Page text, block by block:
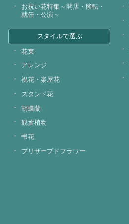
お祝い花特集～開店・移転・
就任・公演～
スタイルで選ぶ
花束
アレンジ
祝花・楽屋花
スタンド花
胡蝶蘭
観葉植物
弔花
プリザーブドフラワー